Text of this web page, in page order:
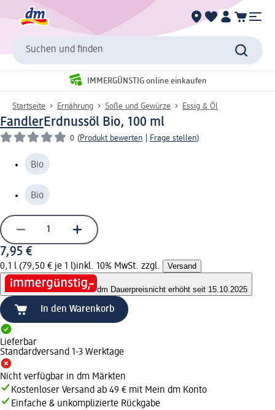
Suchen und finden
IMMERGÜNSTIG online einkaufen
Startseite Ernährung Soße und Gewürze Essig & Öl
FandlerErdnussöl Bio, 100 ml
0 (Produkt bewerten Frage stellen)
Bio
Bio
7,95 €
0,1 l (79,50 € je 1 l)inkl. 10% MwSt. zzgl. Versand
dm Dauerpreisnicht erhöht seit 15.10.2025
In den Warenkorb
Lieferbar
Standardversand 1-3 Werktage
Nicht verfügbar in dm Märkten
Kostenloser Versand ab 49 € mit Mein dm Konto
Einfache & unkomplizierte Rückgabe